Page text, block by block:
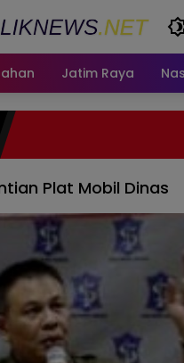
Jatim Raya
Plat Mobil Dinas